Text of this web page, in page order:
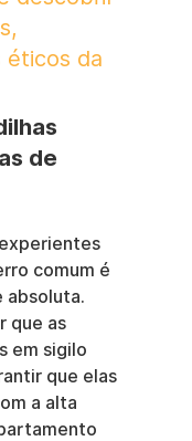
éticos da
de
comum é
absoluta.
que as
em sigilo
que elas
a alta